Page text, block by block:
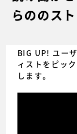
らののス
BIG UP! ユー
ィストをピッ
します。